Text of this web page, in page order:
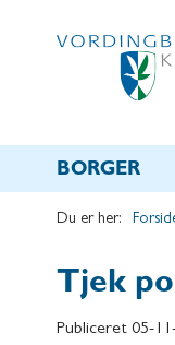
BORGER
Du er her:
Tjek
Publiceret 05-